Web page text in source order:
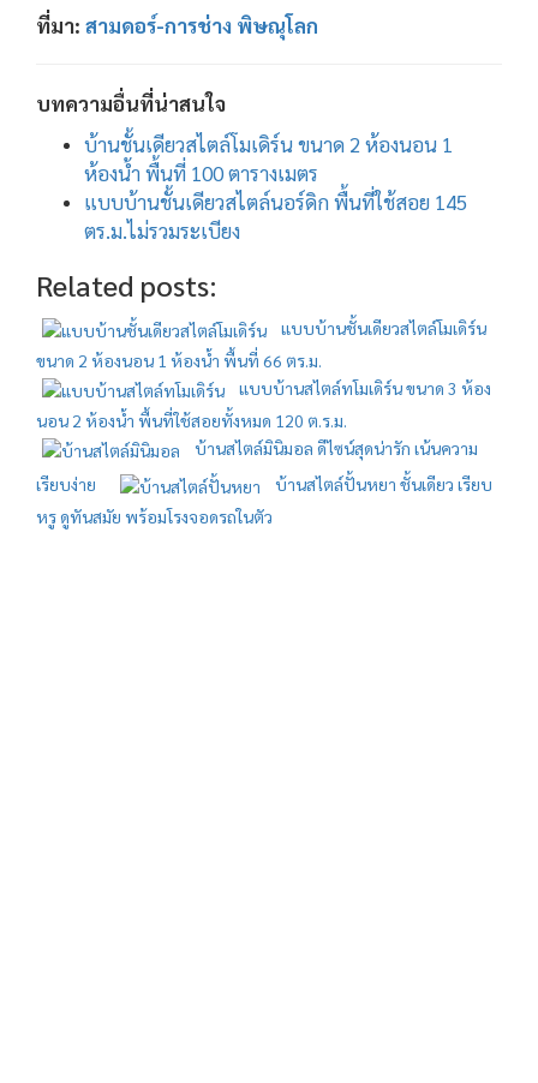
ที่มา: สามดอร์-การช่าง พิษณุโลก
บทความอื่นที่น่าสนใจ
บ้านชั้นเดียวสไตล์โมเดิร์น ขนาด 2 ห้องนอน 1
ห้องน้ำ พื้นที่ 100 ตารางเมตร
แบบบ้านชั้นเดียวสไตล์นอร์ดิก พื้นที่ใช้สอย 145
ตร.ม.ไม่รวมระเบียง
Related posts:
แบบบ้านชั้นเดียวสไตล์โมเดิร์น
ขนาด 2 ห้องนอน 1 ห้องน้ำ พื้นที่ 66 ตร.ม.
แบบบ้านสไตล์ทโมเดิร์น ขนาด 3 ห้อง
นอน 2 ห้องน้ำ พื้นที่ใช้สอยทั้งหมด 120 ต.ร.ม.
บ้านสไตล์มินิมอล ดีไซน์สุดน่ารัก เน้นความ
เรียบง่าย
บ้านสไตล์ปั้นหยา ชั้นเดียว เรียบ
หรู ดูทันสมัย พร้อมโรงจอดรถในตัว